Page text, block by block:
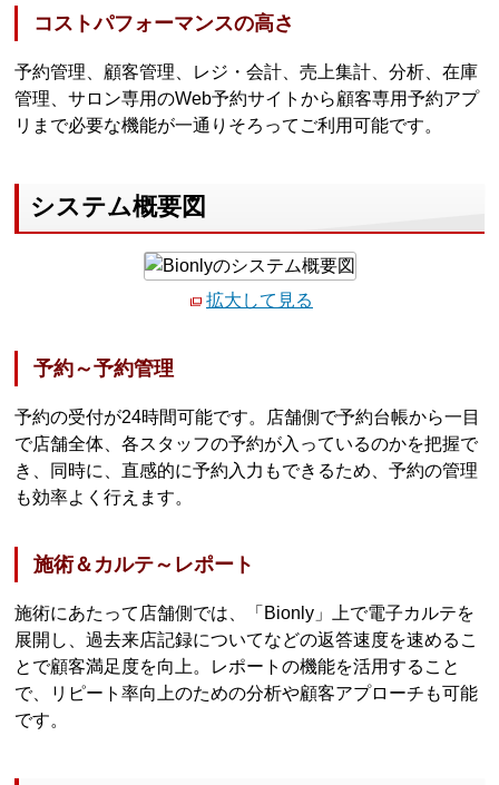
コストパフォーマンスの高さ
予約管理、顧客管理、レジ・会計、売上集計、分析、在庫
管理、サロン専用のWeb予約サイトから顧客専用予約アプ
リまで必要な機能が一通りそろってご利用可能です。
システム概要図
拡大して見る
予約～予約管理
予約の受付が24時間可能です。店舗側で予約台帳から一目
で店舗全体、各スタッフの予約が入っているのかを把握で
き、同時に、直感的に予約入力もできるため、予約の管理
も効率よく行えます。
施術＆カルテ～レポート
施術にあたって店舗側では、「Bionly」上で電子カルテを
展開し、過去来店記録についてなどの返答速度を速めるこ
とで顧客満足度を向上。レポートの機能を活用すること
で、リピート率向上のための分析や顧客アプローチも可能
です。